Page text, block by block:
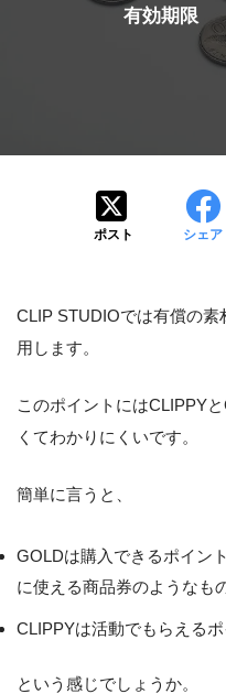
有効期限
ポスト シェア
CLIP STUDIOでは有償の素
用します。
このポイントにはCLIPPY
くてわかりにくいです。
簡単に言うと、
GOLDは購入できるポイン
に使える商品券のようなも
CLIPPYは活動でもらえる
という感じでしょうか。